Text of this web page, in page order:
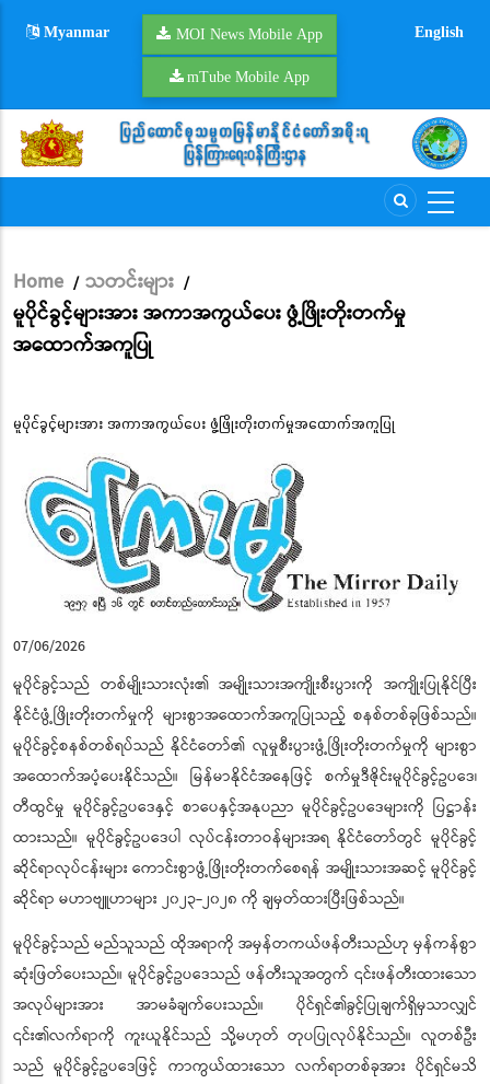
Myanmar MOI News Mobile App
mTube Mobile App
English
Breadcrumb
Home / သတင်းများ /
မူပိုင်ခွင့်များအား အကာအကွယ်ပေး ဖွံ့ဖြိုးတိုးတက်မှု
အထောက်အကူပြု
မူပိုင်ခွင့်များအား အကာအကွယ်ပေး ဖွံ့ဖြိုးတိုးတက်မှုအထောက်အကူပြု
07/06/2026
မူပိုင်ခွင့်သည် တစ်မျိုးသားလုံး၏ အမျိုးသားအကျိုးစီးပွားကို အကျိုးပြုနိုင်ပြီး
နိုင်ငံဖွံ့ဖြိုးတိုးတက်မှုကို များစွာအထောက်အကူပြုသည့် စနစ်တစ်ခုဖြစ်သည်။
မူပိုင်ခွင့်စနစ်တစ်ရပ်သည် နိုင်ငံတော်၏ လူမှုစီးပွားဖွံ့ဖြိုးတိုးတက်မှုကို များစွာ
အထောက်အပံ့ပေးနိုင်သည်။ မြန်မာနိုင်ငံအနေဖြင့် စက်မှုဒီဇိုင်းမူပိုင်ခွင့်ဥပဒေ၊
တီထွင်မှု မူပိုင်ခွင့်ဥပဒေနှင့် စာပေနှင့်အနုပညာ မူပိုင်ခွင့်ဥပဒေများကို ပြဋ္ဌာန်း
ထားသည်။ မူပိုင်ခွင့်ဥပဒေပါ လုပ်ငန်းတာဝန်များအရ နိုင်ငံတော်တွင် မူပိုင်ခွင့်
ဆိုင်ရာလုပ်ငန်းများ ကောင်းစွာဖွံ့ဖြိုးတိုးတက်စေရန် အမျိုးသားအဆင့် မူပိုင်ခွင့်
ဆိုင်ရာ မဟာဗျူဟာများ ၂၀၂၃-၂၀၂၈ ကို ချမှတ်ထားပြီးဖြစ်သည်။
မူပိုင်ခွင့်သည် မည်သူသည် ထိုအရာကို အမှန်တကယ်ဖန်တီးသည်ဟု မှန်ကန်စွာ
ဆုံးဖြတ်ပေးသည်။ မူပိုင်ခွင့်ဥပဒေသည် ဖန်တီးသူအတွက် ၎င်းဖန်တီးထားသော
အလုပ်များအား အာမခံချက်ပေးသည်။ ပိုင်ရှင်၏ခွင့်ပြုချက်ရှိမှသာလျှင်
၎င်း၏လက်ရာကို ကူးယူနိုင်သည် သို့မဟုတ် တုပပြုလုပ်နိုင်သည်။ လူတစ်ဦး
သည် မူပိုင်ခွင့်ဥပဒေဖြင့် ကာကွယ်ထားသော လက်ရာတစ်ခုအား ပိုင်ရှင်မသိ